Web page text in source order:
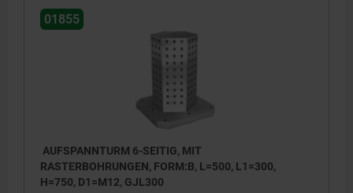
01855
AUFSPANNTURM 6-SEITIG, MIT
RASTERBOHRUNGEN, FORM:B, L=500, L1=300,
H=750, D1=M12, GJL300